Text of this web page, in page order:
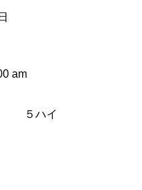
am
５ハイ